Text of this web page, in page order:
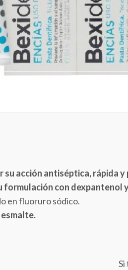
su acción antiséptica, rápida
formulación con dexpantenol
en fluoruro sódico.